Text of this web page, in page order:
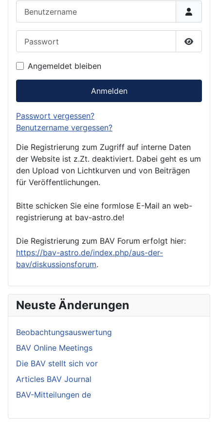
Angemeldet bleiben
Anmelden
Passwort vergessen?
Benutzername vergessen?
Die Registrierung zum Zugriff auf interne Daten
der Website ist z.Zt. deaktiviert. Dabei geht es um
den Upload von Lichtkurven und von Beiträgen
für Veröffentlichungen.
Bitte schicken Sie eine formlose E-Mail an web-
registrierung at bav-astro.de!
Die Registrierung zum BAV Forum erfolgt hier:
https://bav-astro.de/index.php/aus-der-
bav/diskussionsforum.
Neuste Änderungen
Beobachtungsauswertung
BAV Online Meetings
Die BAV stellt sich vor
Articles BAV Journal
BAV-Mitteilungen de